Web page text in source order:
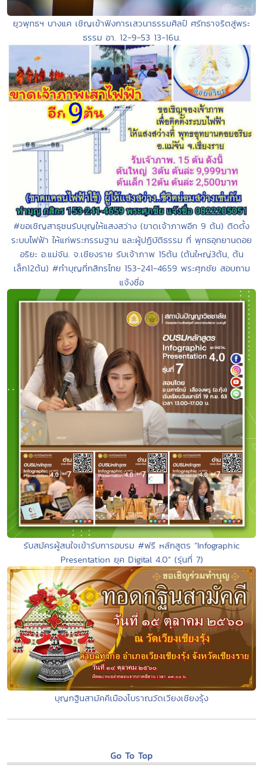
ยุวพุทธฯ บางแค เชิญเข้าฟังการเสวนาธรรมศิลป์ ศรัทธาจริตสู่พระ
ธรรม อา. 12-9-53 13-16น.
#ขอเชิญสาธุชนรับบุญให้แสงสว่าง (ขาดเจ้าภาพอีก 9 ต้น) ติดตั้ง
ระบบไฟฟ้า ให้แก่พระกรรมฐาน และผู้ปฏิบัติธรรม ที่ พุทธอุทยานดอย
อริยะ อ.แม่จัน. จ.เชียงราย รับเจ้าภาพ 15ต้น (ต้นใหญ่3ต้น, ต้น
เล็ก12ต้น) #ทำบุญที่กสิกรไทย 153-241-4659 พระศุภชัย สอบถาม
แจ้งชื่อ
รับสมัครผู้สนใจเข้ารับการอบรม #ฟรี หลักสูตร “Infographic
Presentation ยุค Digital 4.0” (รุ่นที่ 7)
บุญกฐินสามัคคีเมืองโบราณวัดเวียงเชียงรุ้ง
Go To Top